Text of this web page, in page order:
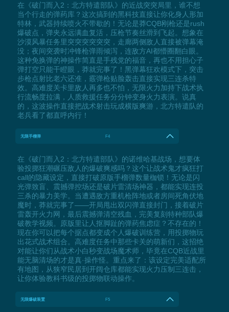
在《破门而入2：北方特遣部队》的近战突突局里，谁不想
当个行走的弹药库？这次搞到的黑科技直接让你化身人形加
特林，武器持续喷火不带歇的！无论是莽CQB刚枪还是rush
爆破点，弹夹永远满血复活，压枪节奏丝滑到飞起。想象在
沙漠风暴任务里突突突突突突，走廊两侧敌人直接被弹幕淹
没；夜间突袭时冲锋枪弹雨倾泻，连敌方AI都懵圈翻白眼。
这种免换弹的神操作简直是手残党的福音，再也不用担心子
弹打空只能干瞪眼，莽就完事了！黑弹幕狂欢模式下，突击
步枪点射比老六还准，霰弹枪贴脸轰击直接实现三连杀特
效。高难度关卡里敌人再多也不怕，无限火力加持下战术执
行流畅度拉满，人质救援任务分分钟变身火力表演。说真
的，这波操作直接把战术射击玩成横版爽游，北方特遣队的
老兵看了都直呼内行！
无限手榴弹 F4
在《破门而入2：北方特遣部队》的诺维哈基战场，想要体
验投掷狂潮碾压敌人的爆破爽感吗？这个让战术鬼才疯狂打
call的隐藏设定，直接打破原版手榴弹数量枷锁！无论是闪
光弹致盲、震撼弹控场还是破片雷清场神器，都能实现连投
三杀的暴力美学。当遭遇敌方重机枪阵地或者房间死角伏地
魔时，莽就完事了——开局甩出双闪弹直接封门，接着破片
雷轰开火力网，最后震撼弹清空残血，完美复刻特种部队爆
破教学视频。原版里让人抠脚趾的弹药焦虑症？不存在的！
现在你可以把每个据点都变成个人爆破训练营，用投掷物玩
出花式战术组合。高难度任务中那些卡关的萌新们，这招绝
对能让你们从战术小白秒变战场魔术师，毕竟在CQB近战里
能无脑清场的才是真·操作怪。重点来了：该设定完美适配所
有地图，从狭窄民居到开阔仓库都能实现火力压制三连击，
让你体验教科书级的投掷物联动操作。
无限爆破装置 F5